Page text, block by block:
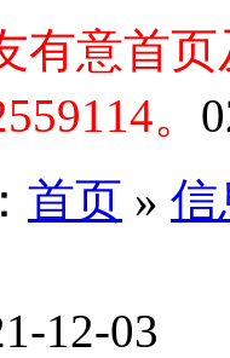
有意首
。
首页 » 信
12-03